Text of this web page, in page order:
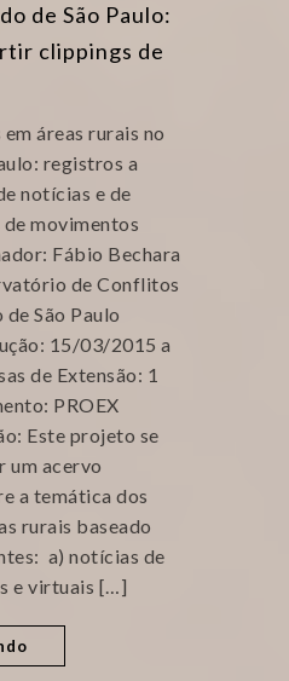
de São Paulo:
clippings de
áreas rurais no
registros a
notícias e de
movimentos
Fábio Bechara
de Conflitos
São Paulo
15/03/2015 a
de Extensão: 1
PROEX
Este projeto se
um acervo
a temática dos
rurais baseado
a) notícias de
e virtuais […]